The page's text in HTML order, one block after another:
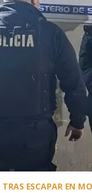
ESCAPAR EN